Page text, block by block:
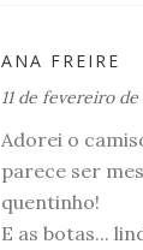
ANA FREIRE
11 de fevereiro de
Adorei o
parece ser
quentinho!
E as botas...